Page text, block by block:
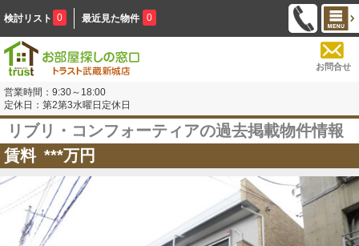
検討リスト 0 最近見た物件 0
お問合せ
営業時間：9:30～18:00
定休日：第2第3水曜日定休日
リブリ・コンフォーティアの過去掲載物件情報
賃料 ***万円